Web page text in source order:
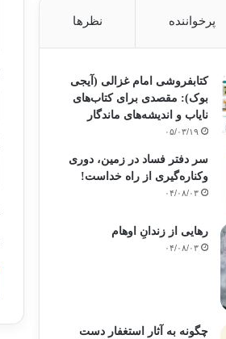
پرخواننده نظرها
کتابفروشی امام غزالی (آیجی
بوک): مقصدی برای کتاب‌های
نایاب و اندیشه‌های ماندگار
۰۵/۰۳/۱۹
سر دفتر فساد در زمین‌، دوری
وکناره‌گیری از راه خداست‌!
۰۴/۰۸/۰۳
رهایی از زندانِ اوهام
۰۴/۰۸/۰۳
چگونه به آثار استغفار دست